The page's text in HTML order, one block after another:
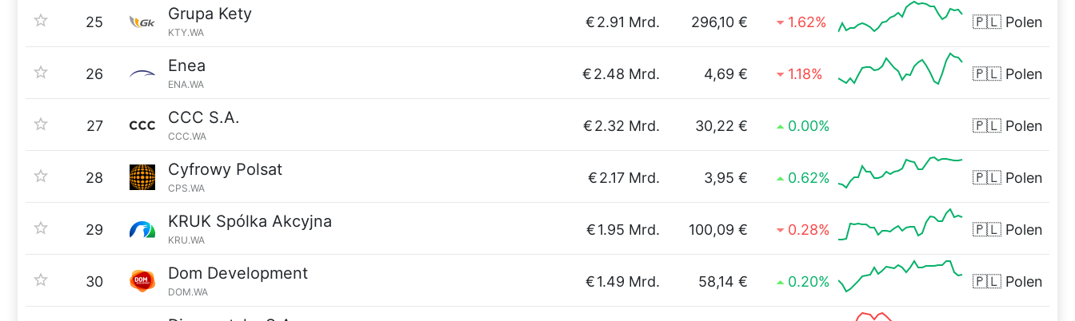
25 Grupa Kety
KTY.WA
€2.91 Mrd. 296,10 € 1.62% 🇵🇱 Polen
26 Enea
ENA.WA
€2.48 Mrd. 4,69 € 1.18% 🇵🇱 Polen
27 CCC S.A.
CCC.WA
€2.32 Mrd. 30,22 € 0.00% 🇵🇱 Polen
28 Cyfrowy Polsat
CPS.WA
€2.17 Mrd. 3,95 € 0.62% 🇵🇱 Polen
29 KRUK Spólka Akcyjna
KRU.WA
€1.95 Mrd. 100,09 € 0.28% 🇵🇱 Polen
30 Dom Development
DOM.WA
€1.49 Mrd. 58,14 € 0.20% 🇵🇱 Polen